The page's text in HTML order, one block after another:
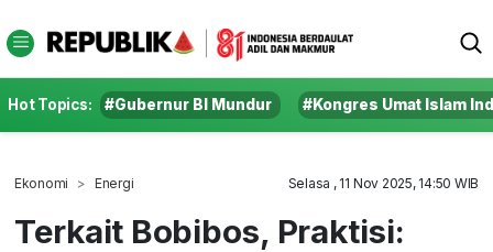
Hot Topics: #Gubernur BI Mundur #Kongres Umat Islam
Ekonomi Energi Selasa , 11 Nov 2025, 14:50 WIB
Terkait Bobibos, Praktisi: